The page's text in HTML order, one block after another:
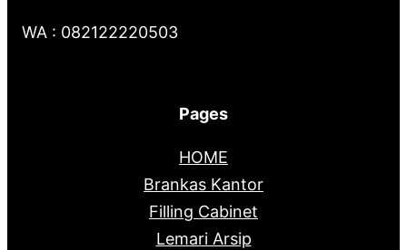
WA : 082122220503
Pages
HOME
Brankas Kantor
Filling Cabinet
Lemari Arsip